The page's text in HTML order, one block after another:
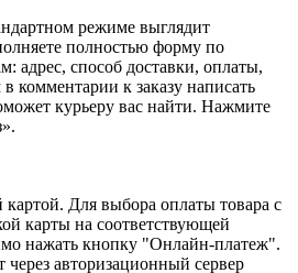
режиме выглядит
полностью форму по
адрес, способ доставки, оплаты,
комментарии к заказу написать
курьеру вас найти. Нажмите
картой. Для выбора оплаты товара с
карты на соответствующей
нажать кнопку "Онлайн-платеж".
через авторизационный сервер